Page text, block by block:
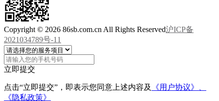
Copyright © 2026 86sb.com.cn All Rights Reserved沪ICP备
2021034789号-11
立即提交
点击“立即提交”，即表示您同意上述内容及
《用户协议》、
《隐私政策》